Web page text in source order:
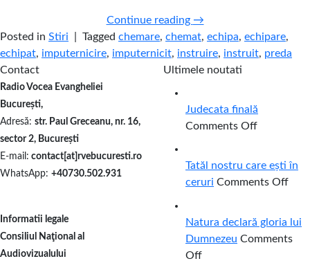
Continue reading →
Posted in Stiri Tagged chemare, chemat, echipa, echipare,
echipat, imputernicire, imputernicit, instruire, instruit, preda
Contact
Radio Vocea Evangheliei
București,
Adresă: str. Paul Greceanu, nr. 16,
sector 2, București
E-mail: contact[at]rvebucuresti.ro
WhatsApp: +40730.502.931
Informatii legale
Consiliul Naţional al
Audiovizualului
Ultimele noutati
Judecata finală
Comments Offon
Tatăl nostru care ești în
ceruri Comments Offon
Natura declară gloria lui
Dumnezeu Comments
Offon